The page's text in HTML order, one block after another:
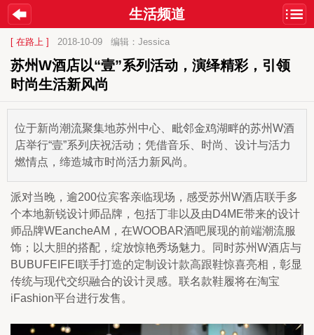
生活频道
[ 在路上 ] 2018-10-09 编辑：Jessica
苏州W酒店以“壹”系列活动，演绎精彩，引领
时尚生活新风尚
位于新尚潮流聚集地苏州中心、毗邻金鸡湖畔的苏州W酒
店举行“壹”系列庆祝活动；凭借音乐、时尚、设计与活力
燃情点，缔造城市时尚活力新风尚。
派对当晚，逾200位宾客亲临现场，感受苏州W酒店联手多
个本地新锐设计师品牌，包括丁非以及由D4ME带来的设计
师品牌WEancheAM，在WOOBAR酒吧展现的前端潮流服
饰；以大胆的搭配，绽放惊艳秀场魅力。同时苏州W酒店与
BUBUFEIFEI联手打造的定制设计款高跟鞋惊喜亮相，彰显
传统与现代交织融合的设计灵感。联名款鞋履将在淘宝
iFashion平台进行发售。